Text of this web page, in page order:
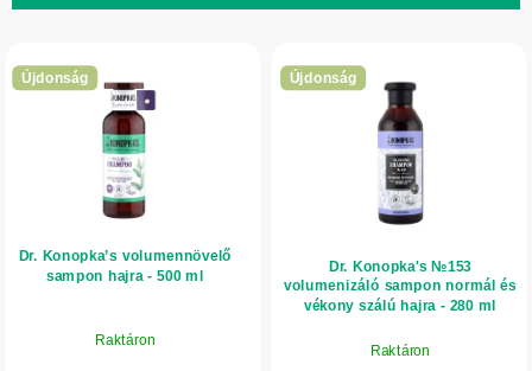
e
r
z
e
k
Újdonság
Dr. Konopka’s volumennövelő
sampon hajra - 500 ml
Raktáron
Újdonság
Dr. Konopka's №153
volumenizáló sampon normál és
vékony szálú hajra - 280 ml
Raktáron